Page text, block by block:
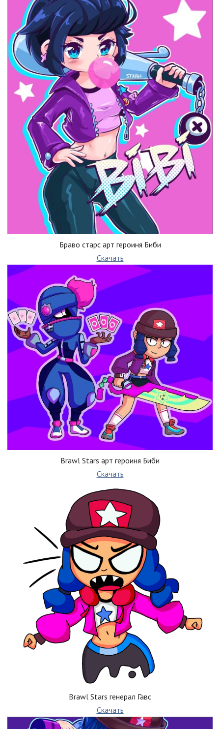
Браво старс арт героиня Биби
Скачать
Brawl Stars арт героиня Биби
Скачать
Brawl Stars генерал Гавс
Скачать